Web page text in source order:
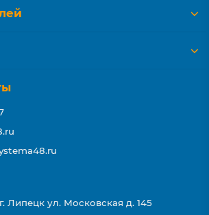
Липецк ул. Московская д. 145